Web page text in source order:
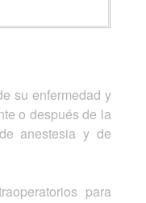
su enfermedad y
o después de la
anestesia y de
para